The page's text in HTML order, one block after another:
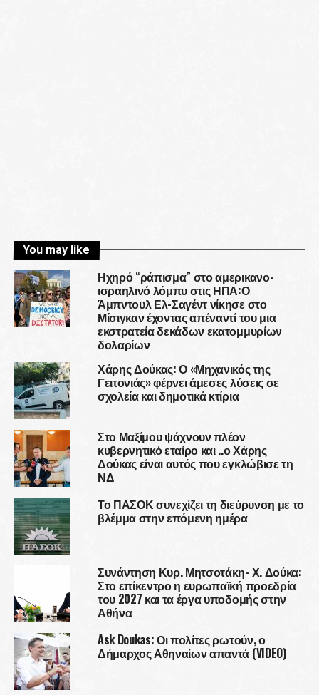
You may like
Ηχηρό “ράπισμα” στο αμερικανο-
ισραηλινό λόμπυ στις ΗΠΑ:Ο
Άμπντουλ Ελ-Σαγέντ νίκησε στο
Μίσιγκαν έχοντας απέναντί του μια
εκστρατεία δεκάδων εκατομμυρίων
δολαρίων
Χάρης Δούκας: Ο «Μηχανικός της
Γειτονιάς» φέρνει άμεσες λύσεις σε
σχολεία και δημοτικά κτίρια
Στο Μαξίμου ψάχνουν πλέον
κυβερνητικό εταίρο και ..ο Χάρης
Δούκας είναι αυτός που εγκλώβισε τη
ΝΔ
Το ΠΑΣΟΚ συνεχίζει τη διεύρυνση με το
βλέμμα στην επόμενη ημέρα
Συνάντηση Κυρ. Μητσοτάκη- Χ. Δούκα:
Στο επίκεντρο η ευρωπαϊκή προεδρία
του 2027 και τα έργα υποδομής στην
Αθήνα
Ask Doukas: Οι πολίτες ρωτούν, ο
Δήμαρχος Αθηναίων απαντά (VIDEO)